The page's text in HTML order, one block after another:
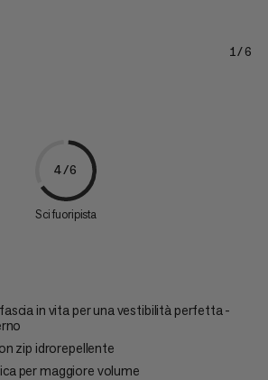
1/6
4/6
Sci fuoripista
in vita per una vestibilità perfetta -
zip idrorepellente
per maggiore volume